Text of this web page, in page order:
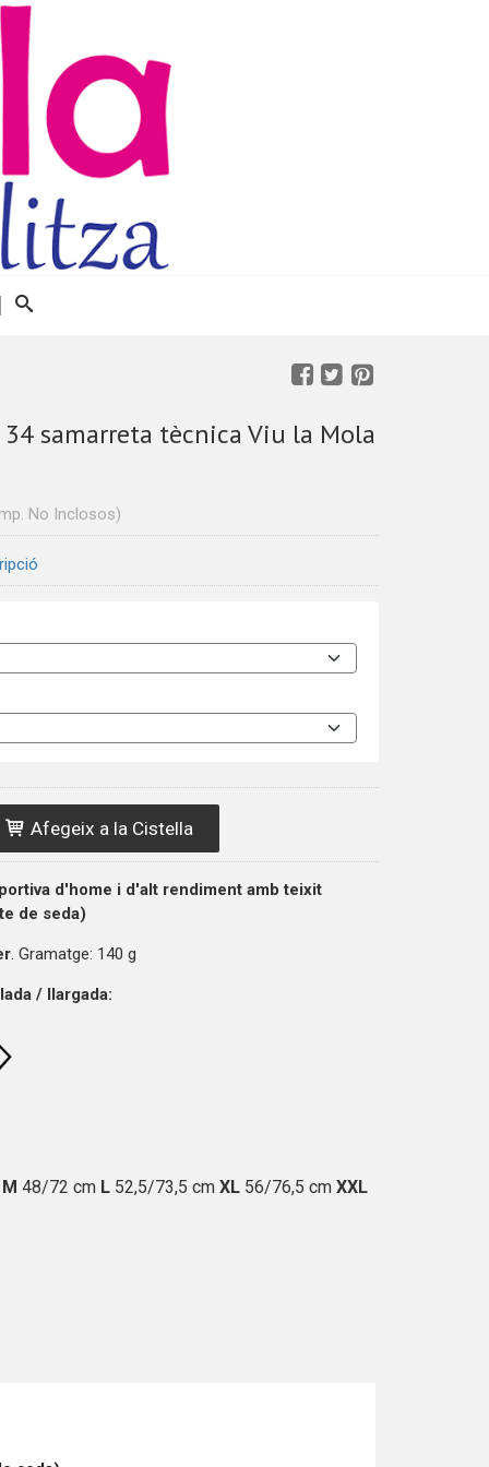
samarreta tècnica Viu la Mola
No Inclosos)
Afegeix a la Cistella
d'home i d'alt rendiment amb teixit
de seda)
. Gramatge: 140 g
/ llargada:
M 48/72 cm L52,5/73,5 cm XL56/76,5 cm XXL